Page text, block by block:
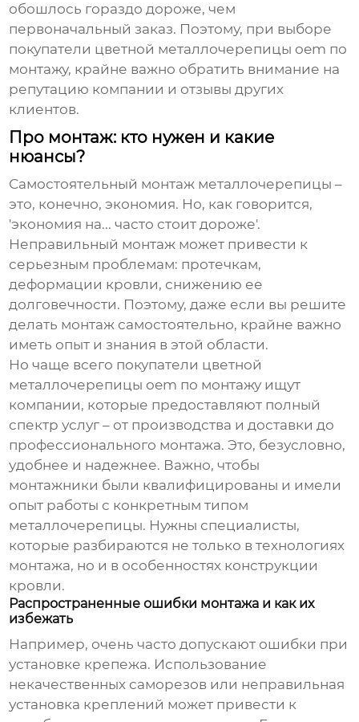
обошлось гораздо дороже, чем
первоначальный заказ. Поэтому, при выборе
покупатели цветной металлочерепицы oem по
монтажу, крайне важно обратить внимание на
репутацию компании и отзывы других
клиентов.
Про монтаж: кто нужен и какие
нюансы?
Самостоятельный монтаж металлочерепицы –
это, конечно, экономия. Но, как говорится,
'экономия на... часто стоит дороже'.
Неправильный монтаж может привести к
серьезным проблемам: протечкам,
деформации кровли, снижению ее
долговечности. Поэтому, даже если вы решите
делать монтаж самостоятельно, крайне важно
иметь опыт и знания в этой области.
Но чаще всего покупатели цветной
металлочерепицы oem по монтажу ищут
компании, которые предоставляют полный
спектр услуг – от производства и доставки до
профессионального монтажа. Это, безусловно,
удобнее и надежнее. Важно, чтобы
монтажники были квалифицированы и имели
опыт работы с конкретным типом
металлочерепицы. Нужны специалисты,
которые разбираются не только в технологиях
монтажа, но и в особенностях конструкции
кровли.
Распространенные ошибки монтажа и как их
избежать
Например, очень часто допускают ошибки при
установке крепежа. Использование
некачественных саморезов или неправильная
установка креплений может привести к